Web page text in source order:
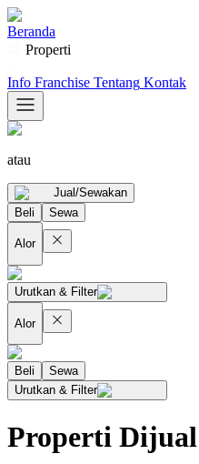
Beranda
Properti
Info Franchise Tentang Kontak
atau
Jual/Sewakan
Beli
Sewa
Alor
Urutkan & Filter
Alor
Beli
Sewa
Urutkan & Filter
Properti Dijual